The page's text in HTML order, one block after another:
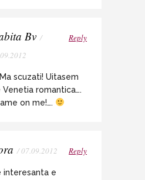
Bv /
Reply
scuzati! Uitasem
Venetia romantica….
on me!….
/ 07.09.2012 Reply
interesanta e